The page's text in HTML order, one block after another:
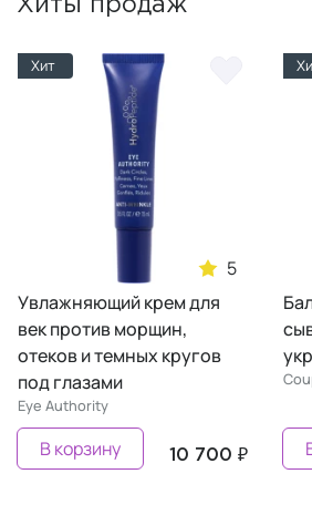
Хиты продаж
Хит
5
Увлажняющий крем для
век против морщин,
отеков и темных кругов
под глазами
Eye Authority
10 700 ₽
В корзину